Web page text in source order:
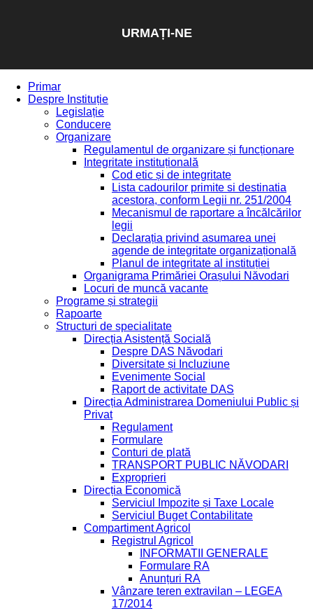
URMAȚI-NE
Primar
Despre Instituție
Legislație
Conducere
Organizare
Regulamentul de organizare și funcționare
Integritate instituțională
Cod etic și de integritate
Lista cadourilor primite si destinatia
acestora, conform Legii nr. 251/2004
Mecanismul de raportare a încălcărilor
legii
Declarația privind asumarea unei
agende de integritate organizațională
Planul de integritate al instituției
Organigrama Primăriei Orașului Năvodari
Locuri de muncă vacante
Programe și strategii
Rapoarte
Structuri de specialitate
Direcția Asistență Socială
Despre DAS Năvodari
Diversitate și Incluziune
Evenimente Social
Raport de activitate DAS
Direcția Administrarea Domeniului Public și
Privat
Regulament
Formulare
Conturi de plată
TRANSPORT PUBLIC NĂVODARI
Exproprieri
Direcția Economică
Serviciul Impozite și Taxe Locale
Serviciul Buget Contabilitate
Compartiment Agricol
Registrul Agricol
INFORMATII GENERALE
Formulare RA
Anunțuri RA
Vânzare teren extravilan – LEGEA
17/2014